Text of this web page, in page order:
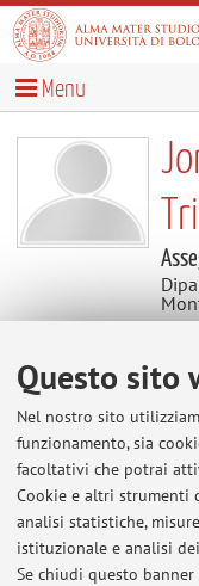
Questo sito
Nel nostro sito
funzionamento, sia
facoltativi che potrai
Cookie e altri strumenti
analisi statistiche,
istituzionale e analisi
Se chiudi questo
Menu
Contatti
E-mail:
Dipartimento di
Via Piero Gobetti